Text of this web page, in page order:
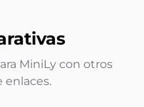
MiniLy con otros
enlaces.